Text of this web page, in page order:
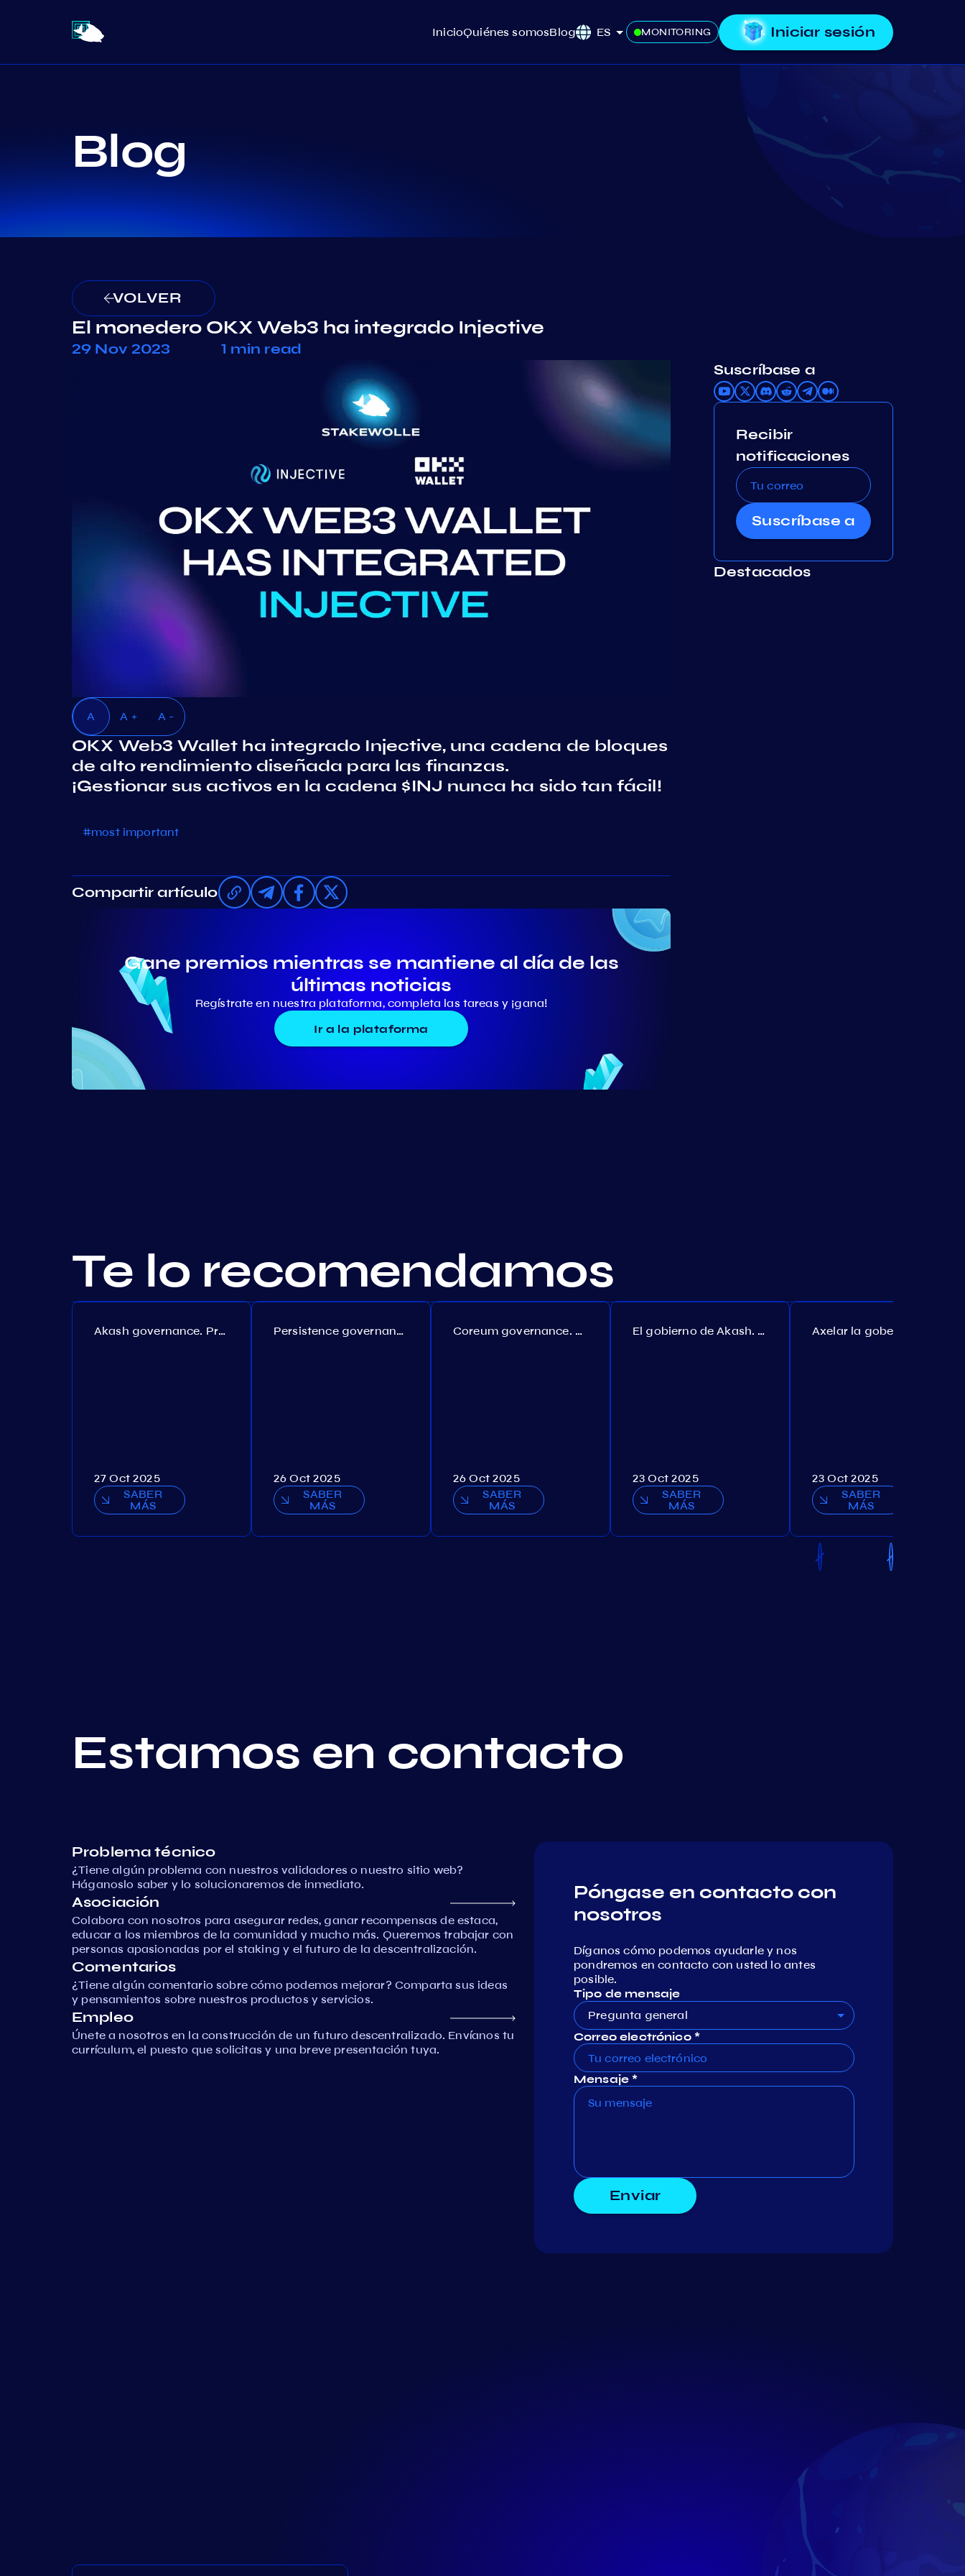
InicioQuiénes somosBlog ES MONITORING Iniciar sesión
Blog
VOLVER
El monedero OKX Web3 ha integrado Injective
29 Nov 2023 1 min read
A A + A -
OKX Web3 Wallet ha integrado Injective, una cadena de bloques
de alto rendimiento diseñada para las finanzas.
¡Gestionar sus activos en la cadena $INJ nunca ha sido tan fácil!
#most important
Compartir artículo
Gane premios mientras se mantiene al día de las
últimas noticias
Regístrate en nuestra plataforma, completa las tareas y ¡gana!
Ir a la plataforma
Suscríbase a
Recibir
notificaciones
Suscríbase a
Destacados
Te lo recomendamos
Akash governance. Proposal №308
27 Oct 2025
SABER
MÁS
Persistence governance. Proposal №150
26 Oct 2025
SABER
MÁS
Coreum governance. Proposal №22
26 Oct 2025
SABER
MÁS
El gobierno de Akash. Propuesta №307
23 Oct 2025
SABER
MÁS
23 Oct 2025
SABER
MÁS
Estamos en contacto
Problema técnico
¿Tiene algún problema con nuestros validadores o nuestro sitio web?
Háganoslo saber y lo solucionaremos de inmediato.
Asociación
Colabora con nosotros para asegurar redes, ganar recompensas de estaca,
educar a los miembros de la comunidad y mucho más. Queremos trabajar con
personas apasionadas por el staking y el futuro de la descentralización.
Comentarios
¿Tiene algún comentario sobre cómo podemos mejorar? Comparta sus ideas
y pensamientos sobre nuestros productos y servicios.
Empleo
Únete a nosotros en la construcción de un futuro descentralizado. Envíanos tu
currículum, el puesto que solicitas y una breve presentación tuya.
Póngase en contacto con
nosotros
Díganos cómo podemos ayudarle y nos
pondremos en contacto con usted lo antes
posible.
Tipo de mensaje
Pregunta general
Correo electrónico *
Mensaje *
Enviar